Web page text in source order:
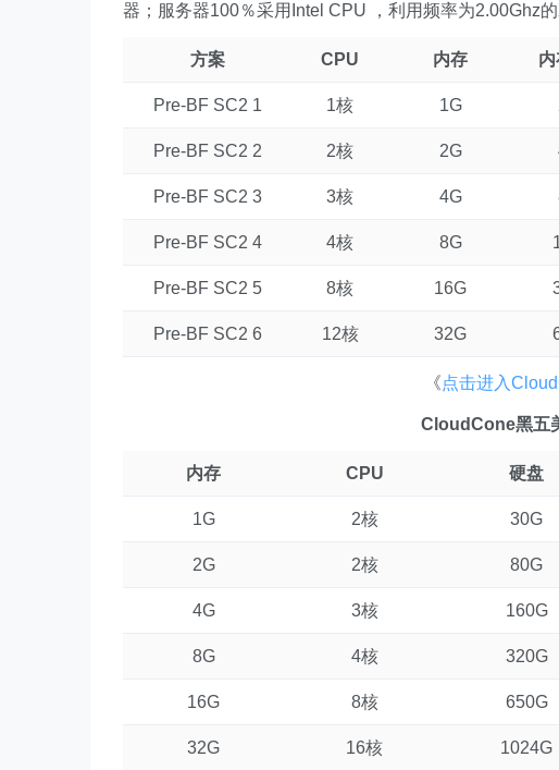
器；服务器100％采用Intel CPU ，利用频率为2.00Ghz
方案 CPU 内存
Pre-BF SC2 1 1核 1G
Pre-BF SC2 2 2核 2G
Pre-BF SC2 3 3核 4G
Pre-BF SC2 4 4核 8G
Pre-BF SC2 5 8核 16G
Pre-BF SC2 6 12核 32G
《点击进入
CloudCone黑五
内存 CPU 硬盘
1G 2核 30G
2G 2核 80G
4G 3核 160G
8G 4核 320G
16G 8核 650G
32G 16核 1024G